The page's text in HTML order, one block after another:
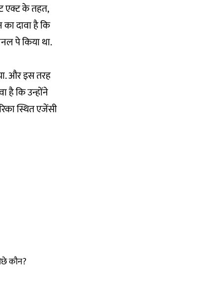
एक्ट के तहत,
दावा है कि
पे किया था.
और इस तरह
है कि उन्होंने
स्थित एजेंसी
कौन?